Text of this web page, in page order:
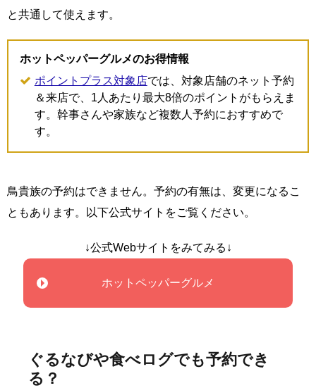
と共通して使えます。
ホットペッパーグルメのお得情報
ポイントプラス対象店では、対象店舗のネット予約
＆来店で、1人あたり最大8倍のポイントがもらえま
す。幹事さんや家族など複数人予約におすすめで
す。
鳥貴族の予約はできません。予約の有無は、変更になるこ
ともあります。以下公式サイトをご覧ください。
↓公式Webサイトをみてみる↓
ホットペッパーグルメ
ぐるなびや食べログでも予約でき
る？